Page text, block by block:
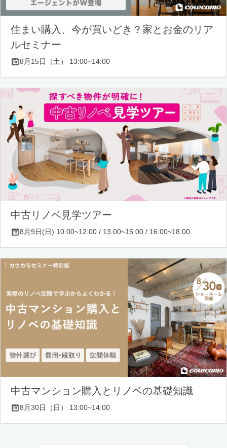
住まい購入、今が買いどき？家とお金のリア
ルセミナー
8月15日（土） 13:00~14:00
中古リノベ見学ツアー
8月9日(日) 10:00~12:00 / 13:00~15:00 / 16:00~18:00
中古マンション購入とリノベの基礎知識
8月30日（日） 13:00~14:00